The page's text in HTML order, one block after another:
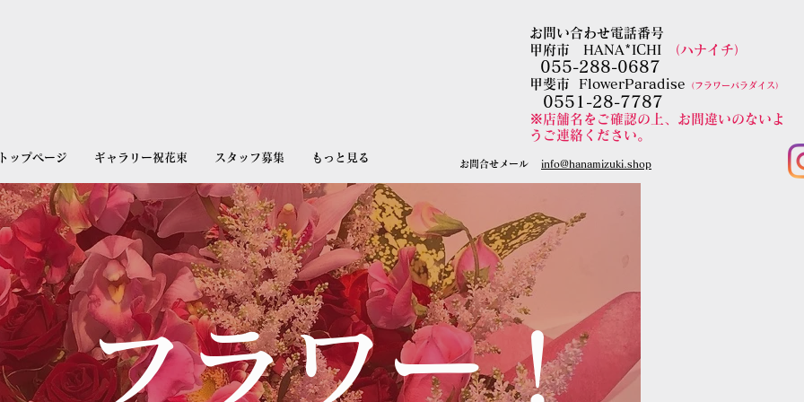
お問い合わせ電話番号
甲府市 HANA*ICHI
（ハナイチ）
055-288-0687
​甲斐市 FlowerParadise （フラワーパラダイス）
0551-28-7787
​※店舗名をご確認の上、お間違いのないよ
うご連絡ください。
トップページ ギャラリー祝花束 スタッフ募集 もっと見る
​お問合せメール ​info@hanamizuki.shop
ラワー！